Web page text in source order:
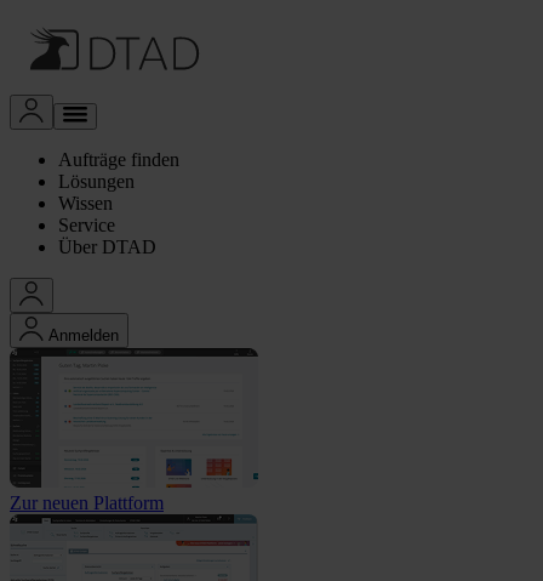
Aufträge finden
Lösungen
Wissen
Service
Über DTAD
Anmelden
Zur neuen Plattform